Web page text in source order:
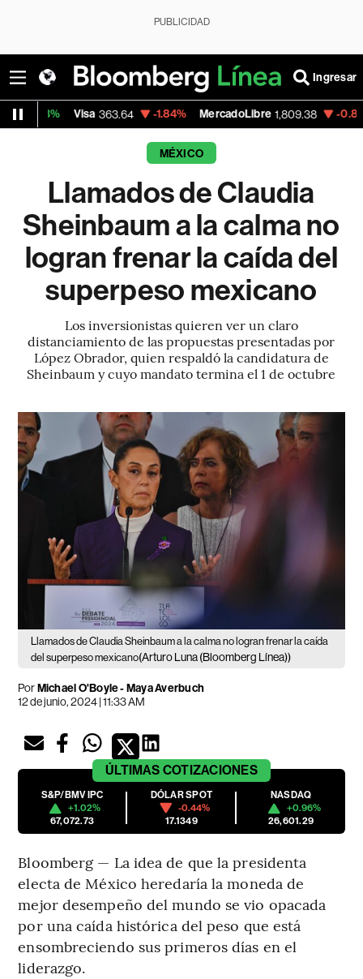
PUBLICIDAD
Ingresar
363.64 -1.84% MercadoLibre 1,809.38 -0.82% Banco
MÉXICO
Llamados de Claudia
Sheinbaum a la calma no
logran frenar la caída del
superpeso mexicano
Los inversionistas quieren ver un claro
distanciamiento de las propuestas presentadas por
López Obrador, quien respaldó la candidatura de
Sheinbaum y cuyo mandato termina el 1 de octubre
Llamados de Claudia Sheinbaum a la calma no logran frenar la caída
del superpeso mexicano(Arturo Luna (Bloomberg Línea))
PorMichael O'Boyle - Maya Averbuch
12 de junio, 2024 | 11:33 AM
ÚLTIMAS COTIZACIONES
S&P/BMV IPC
+1.02%
67,072.73
DÓLAR SPOT
-0.44%
17.1349
NASDAQ
+0.96%
26,601.29
Bloomberg — La idea de que la presidenta
electa de México heredaría la moneda de
mejor desempeño del mundo se vio opacada
por una caída histórica del peso que está
ensombreciendo sus primeros días en el
liderazgo.